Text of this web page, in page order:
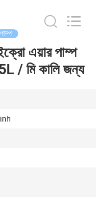
এয়ার পাম্প
/ মি কালি জন্য